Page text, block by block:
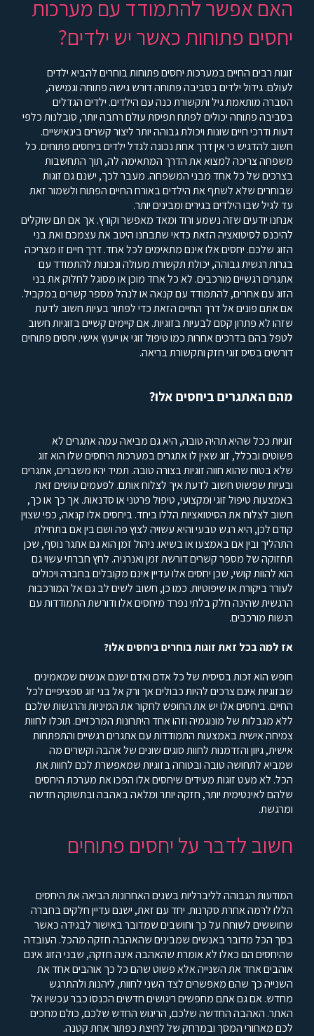
האם אפשר להתמודד עם מערכות
יחסים פתוחות כאשר יש ילדים?
זוגות רבים החיים במערכות יחסים פתוחות בוחרים להביא ילדים
לעולם. גידול ילדים בסביבה פתוחה דורש גישה פתוחה וגמישה,
הסברה מותאמת גיל ותקשורת כנה עם הילדים. ילדים הגדלים
בסביבה פתוחה יכולים לפתח תפיסת עולם רחבה יותר, סובלנות כלפי
דעות ודרכי חיים שונות ויכולת גבוהה יותר ליצור קשרים בינאישיים.
חשוב להדגיש כי אין דרך אחת נכונה לגדל ילדים ביחסים פתוחים. כל
משפחה צריכה למצוא את הדרך המתאימה לה, תוך התחשבות
בצרכים של כל אחד מבני המשפחה. מעבר לכך, ישנם גם זוגות
שבוחרים שלא לשתף את הילדים באורח החיים הפתוח ולשמור זאת
עד לגיל שבו הילדים בגירים ומבינים יותר.
אנחנו יודעים שזה נשמע ורוד ומאד מאפשר וקורץ. אך אם תם שוקלים
להיכנס לסיטואציה הזאת כדאי שתבחנו היטב את עצמכם ואת בני
הזוג שלכם. יחסים אלו אינם מתאימים לכל אחד. דרך חיים זו מצריכה
בגרות רגשית גבוהה, יכולת תקשורת מעולה ונכונות להתמודד עם
אתגרים רגשיים מורכבים. לא כל אחד מוכן או מסוגל לחלוק את בני
הזוג עם אחרים, להתמודד עם קנאה או לנהל מספר קשרים במקביל.
אם אתם פונים אל דרך החיים הזאת כדי לפתור בעיות חשוב לדעת
שזהו לא פתרון קסם לבעיות בזוגיות. אם קיימים קשיים בזוגיות חשוב
לטפל בהם בדרכים אחרות כמו טיפול זוגי או ייעוץ אישי. יחסים פתוחים
דורשים בסיס זוגי חזק ותקשורת בריאה.
מהם האתגרים ביחסים אלו?
זוגיות ככל שהיא תהיה טובה, היא גם מביאה עמה אתגרים לא
פשוטים ובכלל, זוג שאין לו אתגרים במערכות היחסים שלו הוא זוג
שלא בטוח שהוא חווה זוגיות בצורה טובה. תמיד יהיו משברים, אתגרים
ובעיות שפשוט חשוב לדעת איך לצלוח אותם. לפעמים עושים זאת
באמצעות טיפול זוגי ומקצועי, טיפול פרטני או סדנאות. אך כך או כך,
חשוב לצלוח את הסיטואציות הללו ביחד. ביחסים אלו קנאה, כפי שצוין
קודם לכן, היא רגש טבעי והיא עשויה לצוץ פה ושם בין אם בתחילת
התהליך ובין אם באמצעו או בשיאו. ניהול זמן הוא גם אתגר נוסף, שכן
תחזוקה של מספר קשרים דורשת זמן ואנרגיה. לחץ חברתי עשוי גם
הוא להוות קושי, שכן יחסים אלו עדיין אינם מקובלים בחברה ויכולים
לעורר ביקורת או שיפוטיות. כמו כן, חשוב לשים לב גם אל המורכבות
הרגשית שהינה חלק בלתי נפרד מיחסים אלו ודורשת התמודדות עם
רגשות מורכבים.
אז למה בכל זאת זוגות בוחרים ביחסים אלו?
חופש הוא זכות בסיסית של כל אדם ואדם ישנם אנשים שמאמינים
שבזוגיות אינם צרכים להיות כבולים אך ורק אל בני זוג ספציפיים לכל
החיים. ביחסים אלו יש את החופש לחקור את המיניות והרגשות שלכם
ללא מגבלות של מונוגמיה וזהו אחד היתרונות המרכזיים. תוכלו לחוות
צמיחה אישית באמצעות התמודדות עם אתגרים רגשיים והתפתחות
אישית, גיוון והזדמנות לחוות סוגים שונים של אהבה וקשרים מה
שמביא לתחושה טובה ובטוחה בזוגיות שמאפשרת לכם לחוות את
הכל. לא מעט זוגות מעידים שיחסים אלו הפכו את מערכת היחסים
שלהם לאינטימית יותר, חזקה יותר ומלאה באהבה ובתשוקה חדשה
ומרגשת.
חשוב לדבר על יחסים פתוחים
המודעות הגבוהה לליברליות בשנים האחרונות הביאה את היחסים
הללו לרמה אחרת סקרנות. יחד עם זאת, ישנם עדיין חלקים בחברה
שחוששים לשוחח על כך וחושבים שמדובר באישור לבגידה כאשר
בסך הכל מדובר באנשים שמבינים שהאהבה חזקה מהכל. העובדה
שהיחסים הם כאלו לא אומרת שהאהבה אינה חזקה, שבני הזוג אינם
אוהבים אחד את השנייה אלא פשוט שהם כל כך אוהבים אחד את
השנייה כך שהם מאפשרים לצד השני לחוות, ליהנות ולהתרגש
מחדש. אם גם אתם מחפשים ריגושים חדשים הכנסו כבר עכשיו אל
האתר. האהבה החדשה שלכם, הריגוש החדש שלכם, כולם מחכים
לכם מאחורי המסך ובמרחק של לחיצת כפתור אחת קטנה.